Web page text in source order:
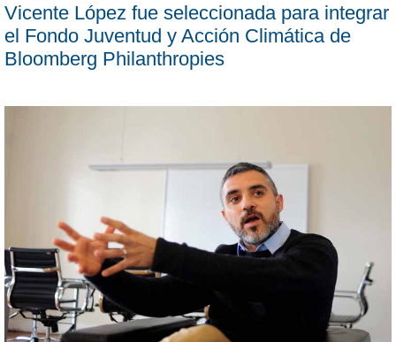
Vicente López fue seleccionada para integrar
el Fondo Juventud y Acción Climática de
Bloomberg Philanthropies